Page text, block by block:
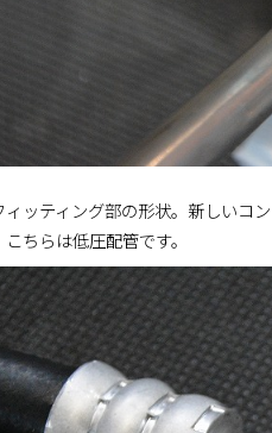
ッティング部の形状。新しいコ
ちらは低圧配管です。